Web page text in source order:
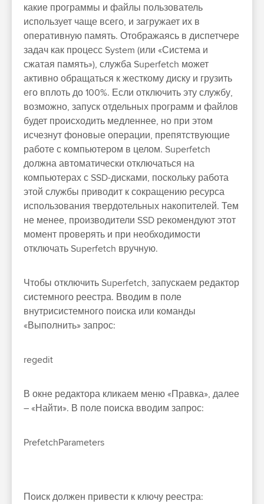
какие программы и файлы пользователь
использует чаще всего, и загружает их в
оперативную память. Отображаясь в диспетчере
задач как процесс System (или «Система и
сжатая память»), служба Superfetch может
активно обращаться к жесткому диску и грузить
его вплоть до 100%. Если отключить эту службу,
возможно, запуск отдельных программ и файлов
будет происходить медленнее, но при этом
исчезнут фоновые операции, препятствующие
работе с компьютером в целом. Superfetch
должна автоматически отключаться на
компьютерах с SSD-дисками, поскольку работа
этой службы приводит к сокращению ресурса
использования твердотельных накопителей. Тем
не менее, производители SSD рекомендуют этот
момент проверять и при необходимости
отключать Superfetch вручную.
Чтобы отключить Superfetch, запускаем редактор
системного реестра. Вводим в поле
внутрисистемного поиска или команды
«Выполнить» запрос:
regedit
В окне редактора кликаем меню «Правка», далее
– «Найти». В поле поиска вводим запрос:
PrefetchParameters
Поиск должен привести к ключу реестра: